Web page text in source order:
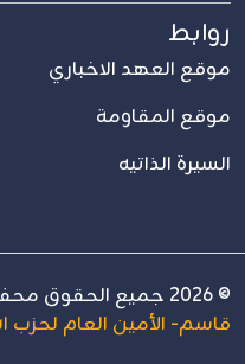
روابط
موقع العهد الاخباري
موقع المقاومة
السيرة الذاتيه
©
2026 جميع الحقوق
قاسم- الأمين العام لحزب